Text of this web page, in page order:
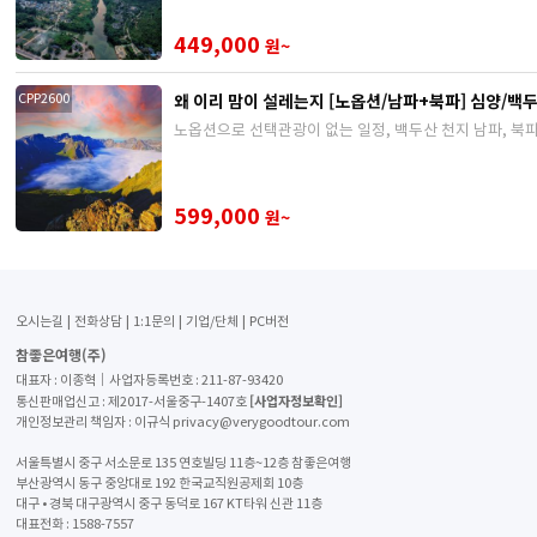
449,000 원~
CPP2600 왜 이리 맘이 설레는지 [노옵션/남파+북파] 심양/백
노옵션으로 선택관광이 없는 일정, 백두산 천지 남파, 북
599,000 원~
오시는길 전화상담 1:1문의 기업/단체 PC버전
참좋은여행(주)
대표자 : 이종혁│사업자등록번호 : 211-87-93420
통신판매업신고 : 제2017-서울중구-1407호 [사업자정보확인]
개인정보관리 책임자 : 이규식 privacy@verygoodtour.com
서울특별시 중구 서소문로 135 연호빌딩 11층~12층 참좋은여행
부산광역시 동구 중앙대로 192 한국교직원공제회 10층
대구 • 경북 대구광역시 중구 동덕로 167 KT타워 신관 11층
대표전화 : 1588-7557